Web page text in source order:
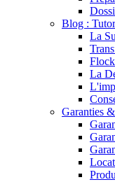
Blog :
La
La
Garanties